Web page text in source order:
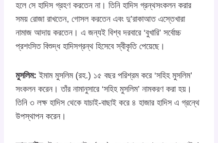
হলে সে হাদিস গ্রহণ করতেন না। তিনি হাদিস গ্রন্থসংকলন করার
সময় রোজা রাখতেন, গোসল করতেন এবং দু’রাকাআত এস্তেখারা
নামাজ আদায় করতেন। এ জন্যই বিশ্ব দরবারে ‘বুখারি’ সর্বোচ্চ
প্রশংসিত বিশুদ্ধ হাদিসগ্রন্থ হিসেবে স্বীকৃতি পেয়েছে।
মুসলিম: ইমাম মুসলিম (রহ.) ১৫ বছর পরিশ্রম করে ‘সহিহ মুসলিম’
সংকলন করেন। তাঁর নামানুসারে ‘সহিহ মুসলিম’ নামকরণ করা হয়।
তিনি ৩ লক্ষ হাদিস থেকে যাচাই-বাছাই করে ৪ হাজার হাদিস এ গ্রন্থে
উপস্থাপন করেন।